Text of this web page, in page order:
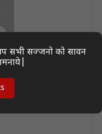
सभी सज्जनो को सावन